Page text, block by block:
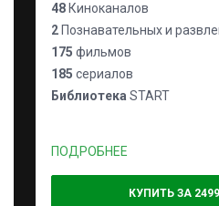
48 Киноканалов
2 Познавательных и
175 фильмов
185 сериалов
Библиотека START
ПОДРОБНЕЕ